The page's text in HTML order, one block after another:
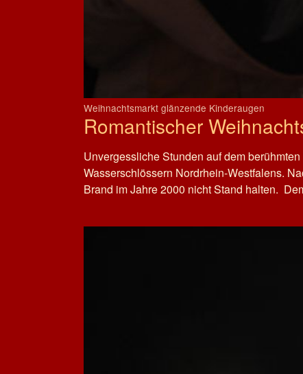
Weihnachtsmarkt glänzende Kinderaugen
Romantischer
Unvergessliche Stunden auf dem
Wasserschlössern Nordrhein-Westfalens.
Brand im Jahre 2000 nicht Stand halten.